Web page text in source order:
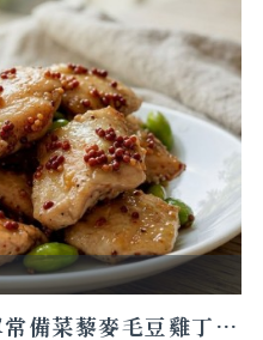
飲控也能吃飽飽！超簡單常備菜藜麥毛豆雞丁｜懶人食譜｜減脂友善